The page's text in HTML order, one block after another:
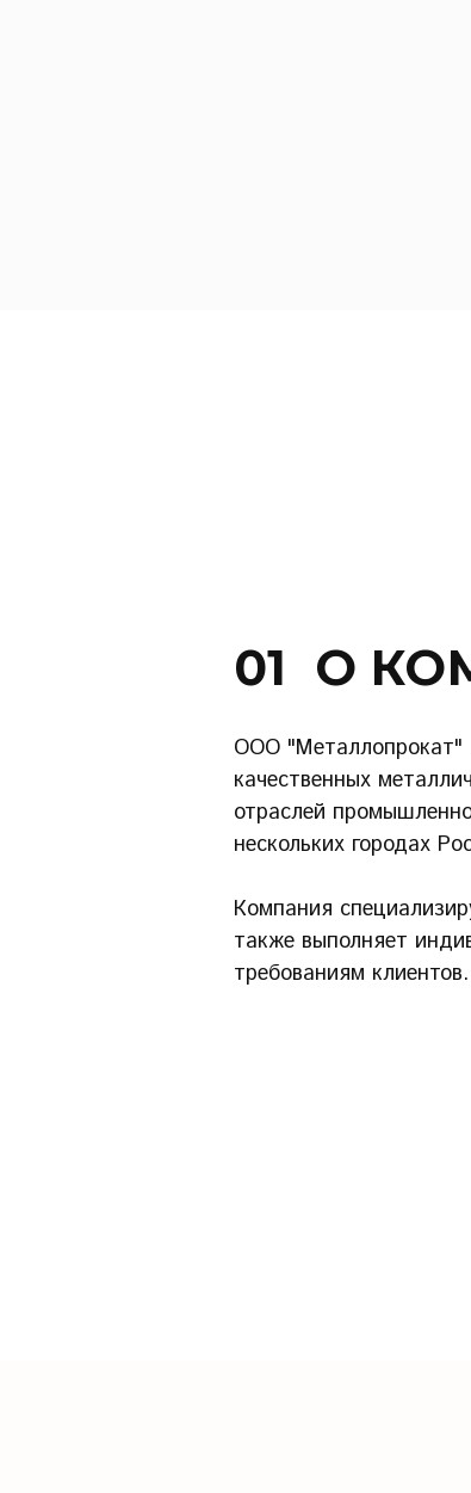
01 О
ООО "Металлопрокат"
качественных
отраслей
нескольких городах
Компания
также выполняет
требованиям клиентов.